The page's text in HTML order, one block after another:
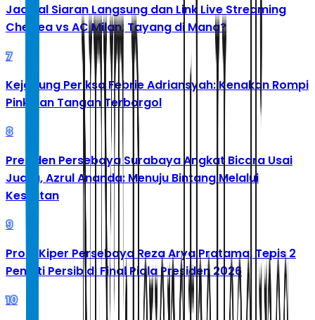
Jadwal Siaran Langsung dan Link Live Streaming
Chelsea vs AC Milan, Tayang di Mana?
7
Kejagung Periksa Febrie Adriansyah: Kenakan Rompi
Pink dan Tangan Terborgol
8
Presiden Persebaya Surabaya Angkat Bicara Usai
Juara, Azrul Ananda: Menuju Bintang Melalui
Kesulitan
9
Profil Kiper Persebaya Reza Arya Pratama, Tepis 2
Penalti Persib di Final Piala Presiden 2026
10